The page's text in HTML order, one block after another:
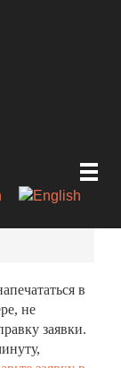
в
не
заявки.